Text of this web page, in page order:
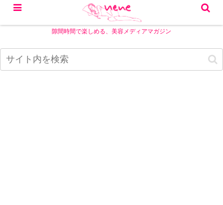
隙間時間で楽しめる、美容メディアマガジン